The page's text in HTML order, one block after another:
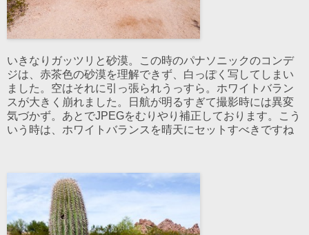
いきなりガッツリと砂漠。この時のパナソニックのコンデ
ジは、赤茶色の砂漠を理解できず、白っぽく写してしまい
ました。空はそれに引っ張られうっすら。ホワイトバラン
スが大きく崩れました。日航が明るすぎて撮影時には異変
気づかず。あとでJPEGをむりやり補正しております。こう
いう時は、ホワイトバランスを晴天にセットすべきですね